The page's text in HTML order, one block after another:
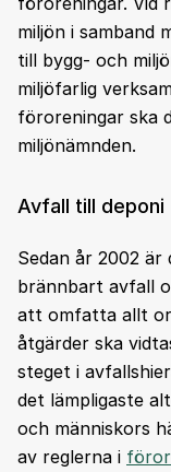
miljön i samband
till bygg- och
miljöfarlig
föroreningar ska
miljönämnden.
Avfall till deponi
Sedan år 2002
brännbart avfall
att omfatta allt
åtgärder ska
steget i
det lämpligaste
och människors
av reglerna i